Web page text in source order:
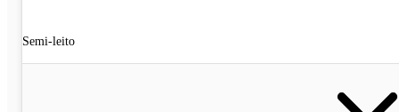
Semi-leito